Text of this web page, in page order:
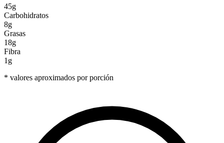
45g
Carbohidratos
8g
Grasas
18g
Fibra
1g
* valores aproximados por porción